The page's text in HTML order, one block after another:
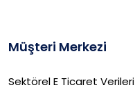
Müşteri Merkezi
Sektörel E Ticaret Verileri